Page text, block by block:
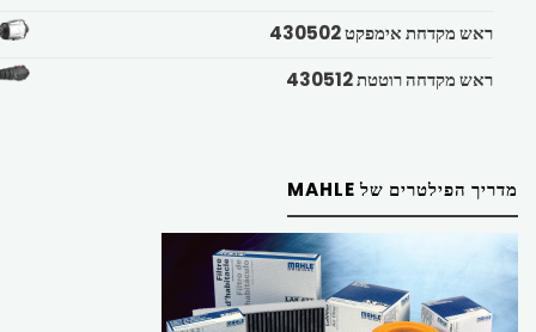
ראש מקדחת אימפקט 430502
ראש מקדחה רוטטת 430512
מדריך הפילטרים של MAHLE